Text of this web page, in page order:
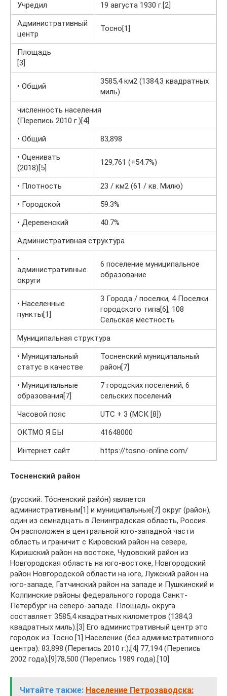
Учредил
19 августа 1930 г.[2]
Административный
центр
Тосно[1]
Площадь
[3]
• Общий
3585,4 км2 (1384,3 квадратных
миль)
численность населения
(Перепись 2010 г.)[4]
• Общий
83,898
• Оценивать
(2018)[5]
129,761 (+54.7%)
• Плотность
23 / км2 (61 / кв. Милю)
• Городской
59.3%
• Деревенский
40.7%
Административная структура
•
административные
округи
6 поселение муниципальное
образование
• Населенные
пункты[1]
3 Города / поселки, 4 Поселки
городского типа[6], 108
Сельская местность
Муниципальная структура
• Муниципальный
статус в качестве
Тосненский муниципальный
район[7]
• Муниципальные
образования[7]
7 городских поселений, 6
сельских поселений
Часовой пояс
UTC + 3 (МСК [8])
ОКТМО Я БЫ
41648000
Интернет сайт
https://tosno-online.com/
Тосненский район
(русский: То́сненский райо́н) является
административным[1] и муниципальные[7] округ (район),
один из семнадцать в Ленинградская область, Россия.
Он расположен в центральной юго-западной части
область и граничит с Кировский район на севере,
Киришский район на востоке, Чудовский район из
Новгородская область на юго-востоке, Новгородский
район Новгородской области на юге, Лужский район на
юго-западе, Гатчинский район на западе и Пушкинский и
Колпинские районы федерального города Санкт-
Петербург на северо-западе. Площадь округа
составляет 3585,4 квадратных километров (1384,3
квадратных миль).[3] Его административный центр это
городок из Тосно.[1] Население (без административного
центра): 83,898 (Перепись 2010 г.);[4] 77,194 (Перепись
2002 года);[9]78,500 (Перепись 1989 года).[10]
Читайте также: Население Петрозаводска: